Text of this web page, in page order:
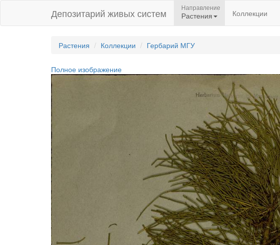
Депозитарий живых систем Направление
Растения Коллекции
Растения Коллекции Гербарий МГУ
Полное изображение